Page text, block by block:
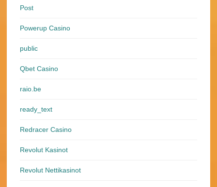
Post
Powerup Casino
public
Qbet Casino
raio.be
ready_text
Redracer Casino
Revolut Kasinot
Revolut Nettikasinot